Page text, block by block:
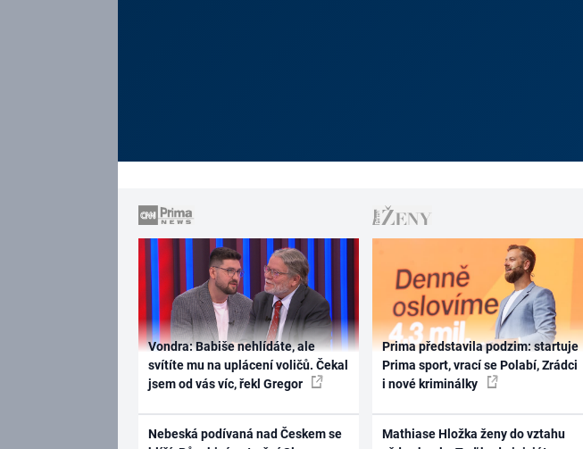
Vondra: Babiše nehlídáte, ale
svítíte mu na uplácení voličů. Čekal
jsem od vás víc, řekl Gregor
Nebeská podívaná nad Českem se
Prima představila podzim: startuje
Prima sport, vrací se Polabí, Zrádci
i nové kriminálky
Mathiase Hložka ženy do vztahu